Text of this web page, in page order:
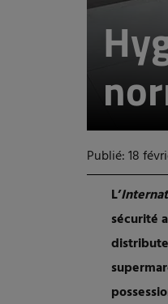
Publié: 18
L’
sécurité